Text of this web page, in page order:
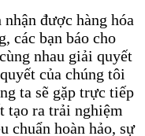
được hàng hóa
các bạn báo cho
nhau giải quyết
của chúng tôi
ta sẽ gặp trực tiếp
tạo ra trải nghiệm
chuẩn hoàn hảo, sự